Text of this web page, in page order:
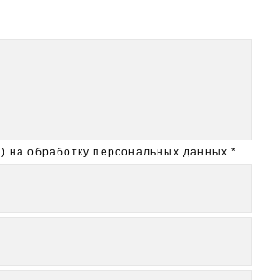
на обработку персональных данных *